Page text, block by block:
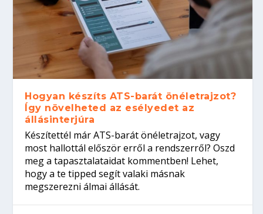
Hogyan készíts ATS-barát önéletrajzot?
Így növelheted az esélyedet az
állásinterjúra
Készítettél már ATS-barát önéletrajzot, vagy
most hallottál először erről a rendszerről? Oszd
meg a tapasztalataidat kommentben! Lehet,
hogy a te tipped segít valaki másnak
megszerezni álmai állását.